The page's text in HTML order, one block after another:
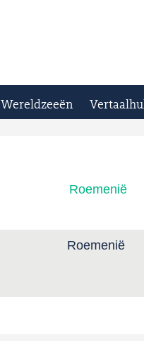
Wereldzeeën
Roemenië
Roemenië